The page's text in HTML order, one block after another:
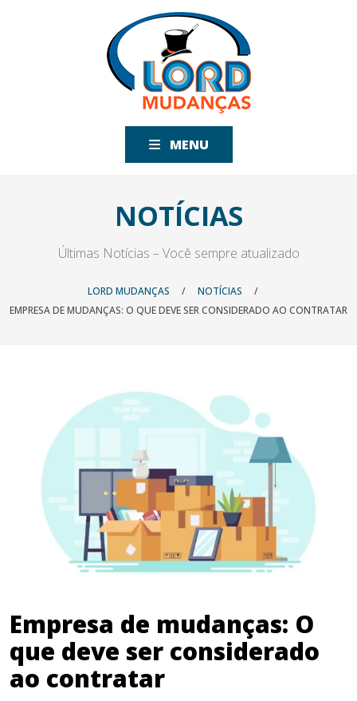
MENU
NOTÍCIAS
Últimas Notícias – Você sempre atualizado
LORD MUDANÇAS / NOTÍCIAS
/
EMPRESA DE MUDANÇAS: O QUE DEVE SER CONSIDERADO AO CONTRATAR
Empresa de mudanças: O
que deve ser considerado
ao contratar